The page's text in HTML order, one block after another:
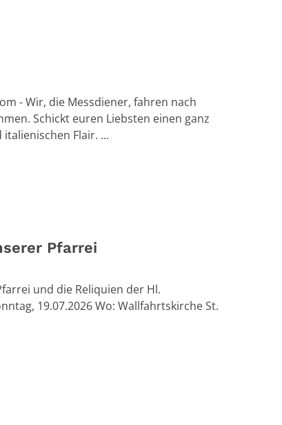
- Wir, die Messdiener, fahren nach
Schickt euren Liebsten einen ganz
Flair. ...
Pfarrei
und die Reliquien der Hl.
19.07.2026 Wo: Wallfahrtskirche St.